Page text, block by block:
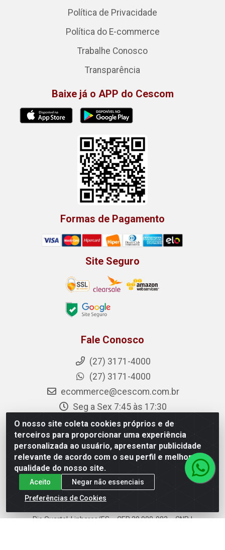
O nosso site coleta cookies próprios e de
terceiros para proporcionar uma experiência
personalizada ao usuário, apresentar publicidade
relevante de acordo com o seu perfil e melhorar a
qualidade do nosso site.
Aceito
Negar não essenciais
Preferências de Cookies
Política de Privacidade
Política do E-commerce
Trabalhe Conosco
Transparência
Baixe já o APP do Cescom
Formas de Pagamento
Site Seguro
Fale Conosco
(27) 3171-4000
(27) 3171-4000
ecommerce@cescom.com.br
Seg a Sex 7:45 às 17:30
Instagram
Facebook
Linkedin
Youtube
Rio Quartel, Linhares/ES – CEP 29.900-983 – CNPJ